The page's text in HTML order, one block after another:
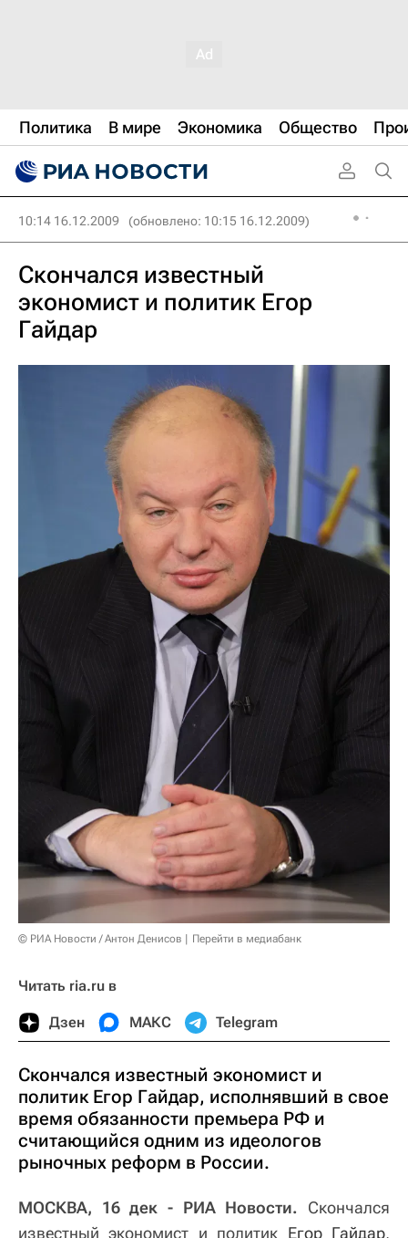
Политика В мире Экономика Общество
10:14 16.12.2009 (обновлено: 10:15 16.12.2009)
Скончался известный
экономист и политик Егор
Гайдар
© РИА Новости / Антон Денисов Перейти в медиабанк
Читать ria.ru в
Дзен МАКС Telegram
Скончался известный экономист и
политик Егор Гайдар, исполнявший в свое
время обязанности премьера РФ и
считающийся одним из идеологов
рыночных реформ в России.
МОСКВА, 16 дек - РИА Новости. Скончался
известный экономист и политик Егор Гайдар,